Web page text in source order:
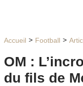
Accueil Football
OM :
du fils de